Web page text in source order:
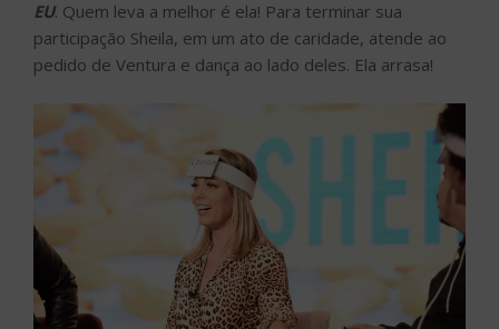
EU. Quem leva a melhor é ela! Para terminar sua
participação Sheila, em um ato de caridade, atende ao
pedido de Ventura e dança ao lado deles. Ela arrasa!